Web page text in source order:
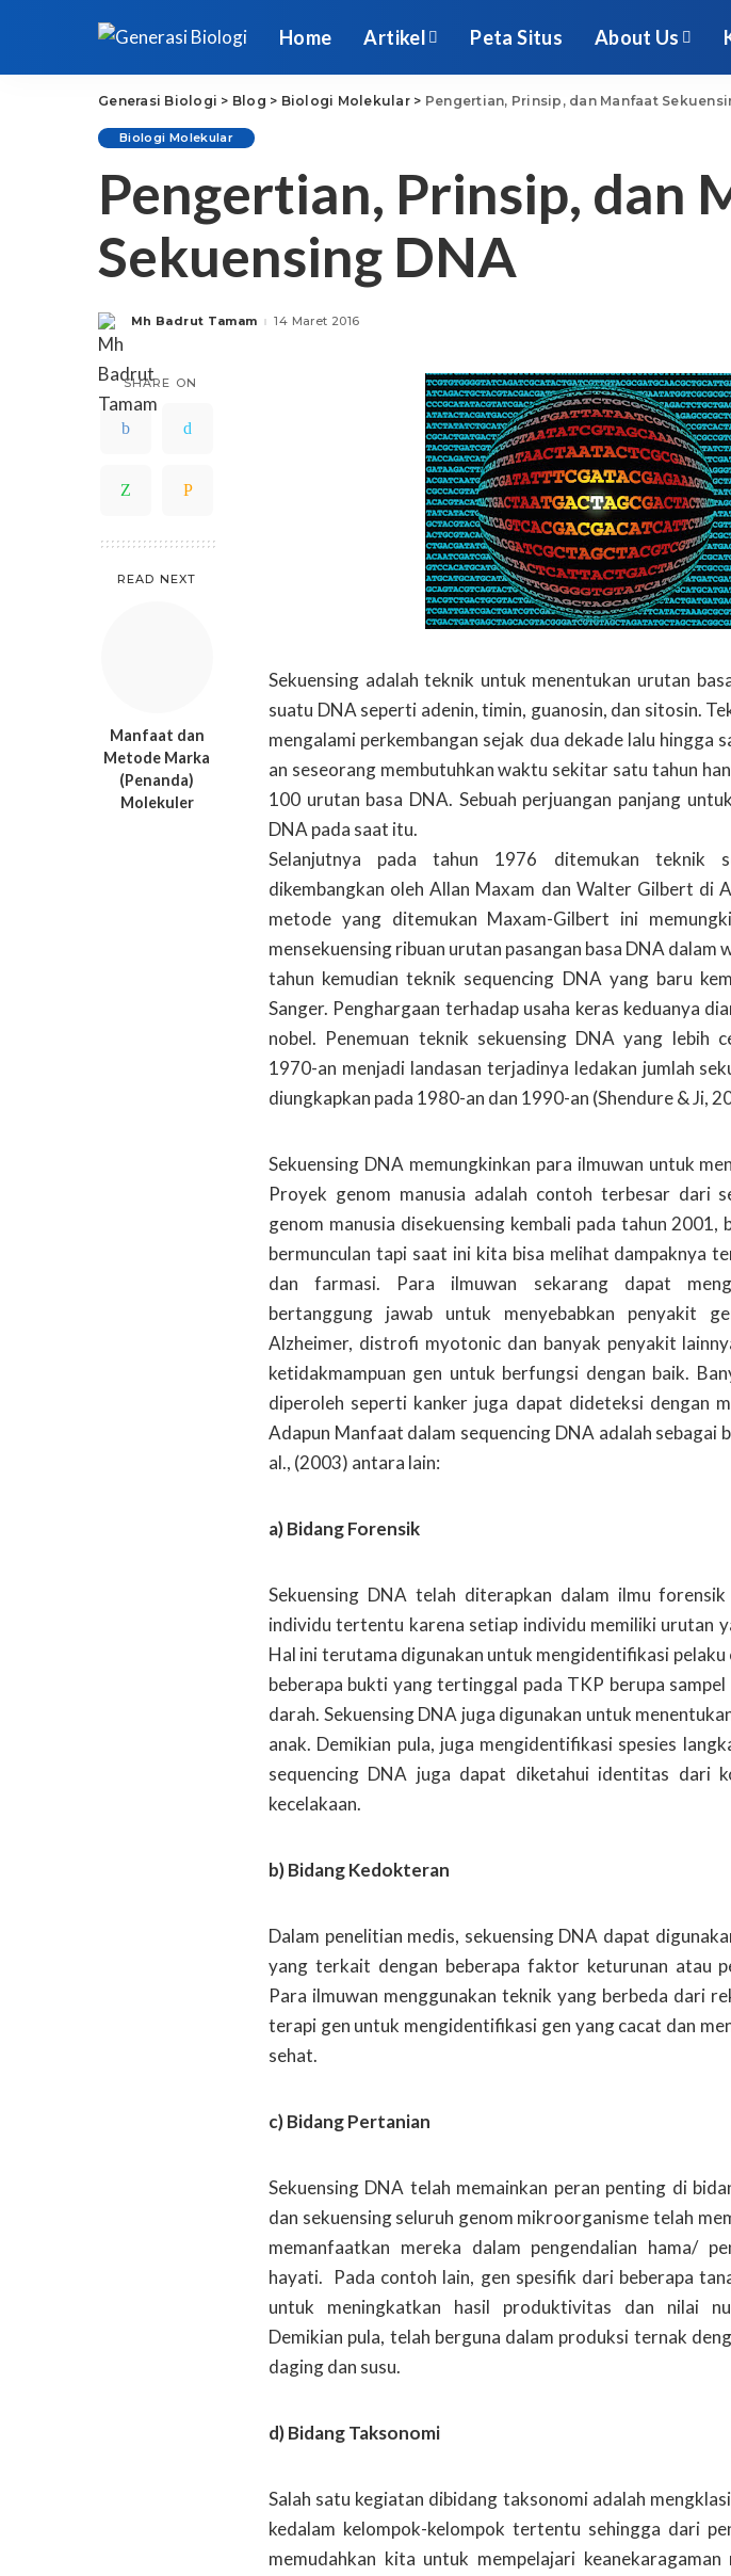
Home Artikel Peta Situs About Us
Generasi Biologi > Blog > Biologi Molekular > Pengertian, Prinsip, dan Manfaat
Biologi Molekular
Pengertian, Prinsip, dan
Sekuensing DNA
Posted
Mh Badrut Tamam 14 Maret 2016
SHARE ON
READ NEXT
Manfaat dan
Metode Marka
(Penanda)
Molekuler
Sekuensing adalah teknik untuk menentukan urutan
suatu DNA seperti adenin, timin, guanosin, dan sitosin.
mengalami perkembangan sejak dua dekade lalu hingga
an seseorang membutuhkan waktu sekitar satu tahun
100 urutan basa DNA. Sebuah perjuangan panjang
DNA pada saat itu.
Selanjutnya pada tahun 1976 ditemukan teknik
dikembangkan oleh Allan Maxam dan Walter Gilbert di
metode yang ditemukan Maxam-Gilbert ini
mensekuensing ribuan urutan pasangan basa DNA dalam
tahun kemudian teknik sequencing DNA yang baru
Sanger. Penghargaan terhadap usaha keras keduanya
nobel. Penemuan teknik sekuensing DNA yang lebih
1970-an menjadi landasan terjadinya ledakan jumlah
diungkapkan pada 1980-an dan 1990-an (Shendure & Ji,
Sekuensing DNA memungkinkan para ilmuwan untuk
Proyek genom manusia adalah contoh terbesar dari
genom manusia disekuensing kembali pada tahun 2001,
bermunculan tapi saat ini kita bisa melihat dampaknya
dan farmasi. Para ilmuwan sekarang dapat
bertanggung jawab untuk menyebabkan penyakit
Alzheimer, distrofi myotonic dan banyak penyakit
ketidakmampuan gen untuk berfungsi dengan baik.
diperoleh seperti kanker juga dapat dideteksi dengan
Adapun Manfaat dalam sequencing DNA adalah sebagai
al., (2003) antara lain:
a) Bidang Forensik
Sekuensing DNA telah diterapkan dalam ilmu
individu tertentu karena setiap individu memiliki urutan
Hal ini terutama digunakan untuk mengidentifikasi pelaku
beberapa bukti yang tertinggal pada TKP berupa
darah. Sekuensing DNA juga digunakan untuk
anak. Demikian pula, juga mengidentifikasi spesies
sequencing DNA juga dapat diketahui identitas dari
kecelakaan.
b) Bidang Kedokteran
Dalam penelitian medis, sekuensing DNA dapat
yang terkait dengan beberapa faktor keturunan atau
Para ilmuwan menggunakan teknik yang berbeda dari
terapi gen untuk mengidentifikasi gen yang cacat dan
sehat.
c) Bidang Pertanian
Sekuensing DNA telah memainkan peran penting di
dan sekuensing seluruh genom mikroorganisme telah
memanfaatkan mereka dalam pengendalian hama/
hayati. Pada contoh lain, gen spesifik dari beberapa
untuk meningkatkan hasil produktivitas dan nilai
Demikian pula, telah berguna dalam produksi ternak
daging dan susu.
d) Bidang Taksonomi
Salah satu kegiatan dibidang taksonomi adalah
kedalam kelompok-kelompok tertentu sehingga dari
memudahkan kita untuk mempelajari